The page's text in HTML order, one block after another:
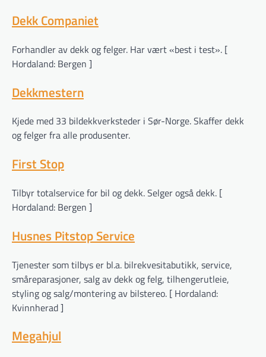
Dekk Companiet
Forhandler av dekk og felger. Har vært «best i test». [
Hordaland: Bergen ]
Dekkmestern
Kjede med 33 bildekkverksteder i Sør-Norge. Skaffer dekk
og felger fra alle produsenter.
First Stop
Tilbyr totalservice for bil og dekk. Selger også dekk. [
Hordaland: Bergen ]
Husnes Pitstop Service
Tjenester som tilbys er bl.a. bilrekvesitabutikk, service,
småreparasjoner, salg av dekk og felg, tilhengerutleie,
styling og salg/montering av bilstereo. [ Hordaland:
Kvinnherad ]
Megahjul